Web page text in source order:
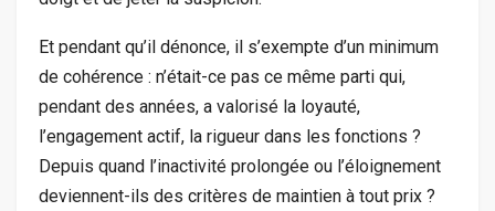
Et pendant qu’il dénonce, il s’exempte d’un minimum
de cohérence : n’était-ce pas ce même parti qui,
pendant des années, a valorisé la loyauté,
l’engagement actif, la rigueur dans les fonctions ?
Depuis quand l’inactivité prolongée ou l’éloignement
deviennent-ils des critères de maintien à tout prix ?